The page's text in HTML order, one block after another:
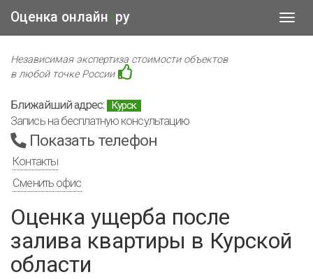
Оценка онлайн • ру
Независимая экспертиза стоимости объектов
в любой точке России
Ближайший адрес: Курск
Запись на бесплатную консультацию
Показать телефон
Контакты
Сменить офис
Оценка ущерба после
залива квартиры в Курской
области